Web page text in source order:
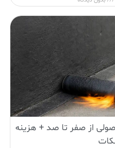
از صفر تا صد + هزینه